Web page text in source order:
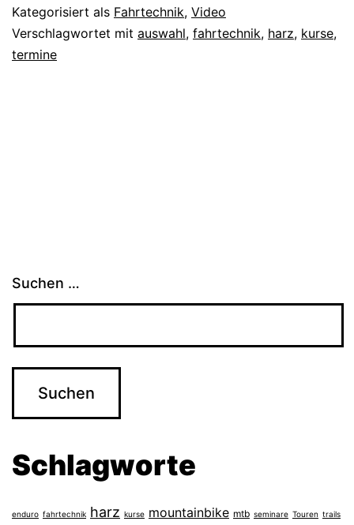
Kategorisiert als Fahrtechnik, Video
Verschlagwortet mit auswahl, fahrtechnik, harz, kurse,
termine
Suchen …
Schlagworte
enduro fahrtechnik harz kurse mountainbike mtb seminare Touren trails